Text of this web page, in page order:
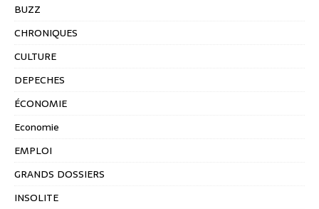
BUZZ
CHRONIQUES
CULTURE
DEPECHES
ÉCONOMIE
Economie
EMPLOI
GRANDS DOSSIERS
INSOLITE